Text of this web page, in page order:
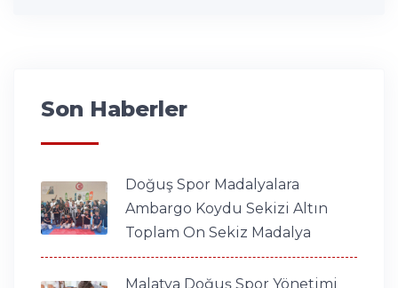
Son Haberler
Doğuş Spor Madalyalara
Ambargo Koydu Sekizi Altın
Toplam On Sekiz Madalya
Malatya Doğuş Spor Yönetimi